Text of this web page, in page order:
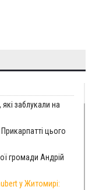
заблукали на
цього
громади Андрій
у Житомирі: